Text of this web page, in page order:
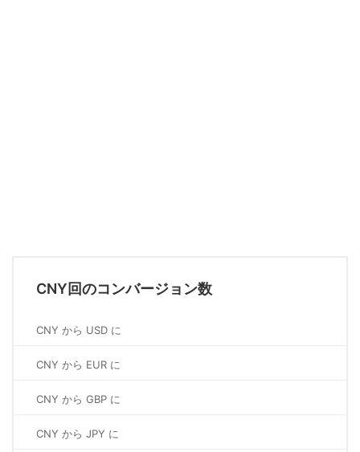
CNY回のコンバージョン数
CNY から USD に
CNY から EUR に
CNY から GBP に
CNY から JPY に